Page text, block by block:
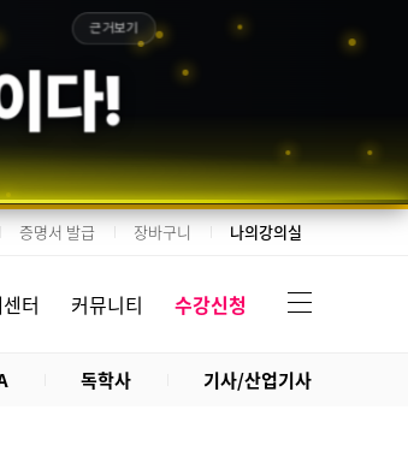
다!
근거보기
증명서 발급 장바구니 나의강의실
터 커뮤니티 수강신청
독학사 기사/산업기사